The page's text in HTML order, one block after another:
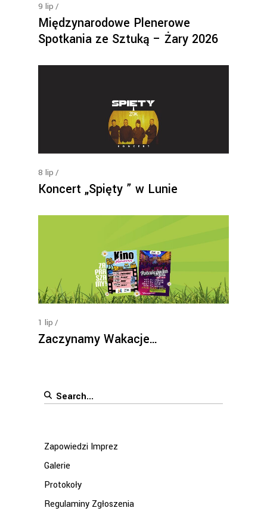
9 lip
Międzynarodowe Plenerowe
Spotkania ze Sztuką – Żary 2026
8 lip
Koncert „Spięty ” w Lunie
1 lip
Zaczynamy Wakacje…
Search
Zapowiedzi Imprez
Galerie
Protokoły
Regulaminy Zgłoszenia